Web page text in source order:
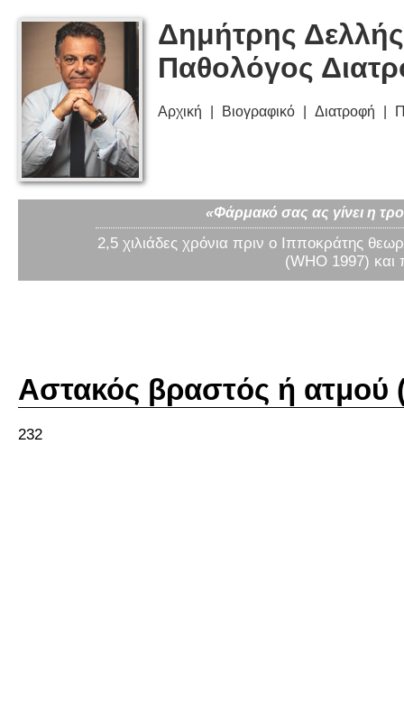
Δημήτρης
Παθολόγος
Αρχική Βιογραφικό Διατροφή
«Φάρμακό σας ας γίνει η
2,5 χιλιάδες χρόνια πριν ο Ιπποκράτης
(WHO 1997) και
Αστακός βραστός ή ατμού
232